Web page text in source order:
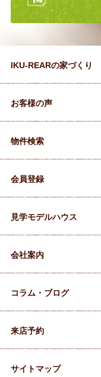
IKU-REARの家づくり
お客様の声
物件検索
会員登録
見学モデルハウス
会社案内
コラム・ブログ
来店予約
サイトマップ